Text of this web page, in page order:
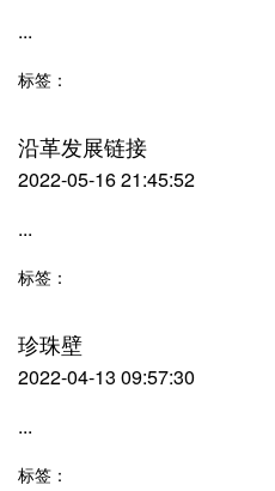
...
标签：
沿革发展链接
2022-05-16 21:45:52
...
标签：
珍珠壁
2022-04-13 09:57:30
...
标签：